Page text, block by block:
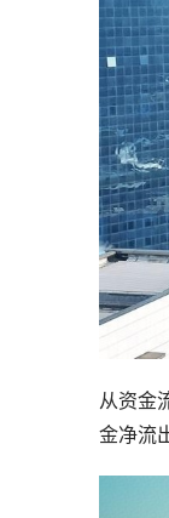
从资金
金净流